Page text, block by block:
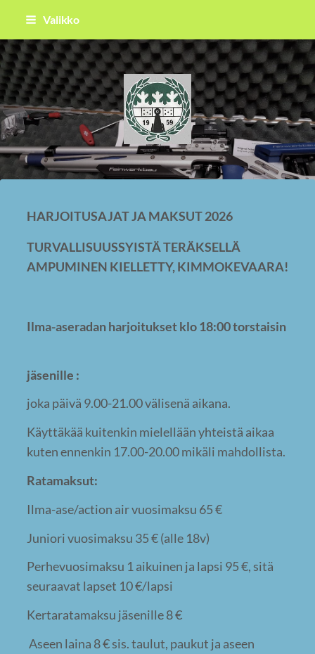
Siirry
sivun
sisältöön
Valikko
Raahen Ampujat ry
HARJOITUSAJAT JA MAKSUT 2026
TURVALLISUUSSYISTÄ TERÄKSELLÄ
AMPUMINEN KIELLETTY, KIMMOKEVAARA!
Ilma-aseradan harjoitukset klo 18:00 torstaisin
jäsenille :
joka päivä 9.00-21.00 välisenä aikana.
Käyttäkää kuitenkin mielellään yhteistä aikaa
kuten ennenkin 17.00-20.00 mikäli mahdollista.
Ratamaksut:
Ilma-ase/action air vuosimaksu 65 €
Juniori vuosimaksu 35 € (alle 18v)
Perhevuosimaksu 1 aikuinen ja lapsi 95 €, sitä
seuraavat lapset 10 €/lapsi
Kertaratamaksu jäsenille 8 €
Aseen laina 8 € sis. taulut, paukut ja aseen